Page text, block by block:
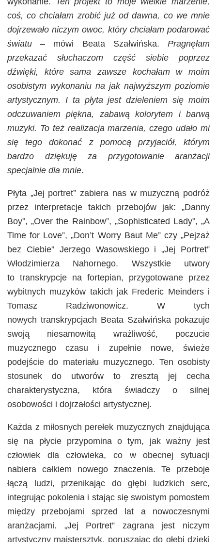
coś, co chciałam zrobić już oddawna, co we mnie
dojrzewało niczym owoc, który chciałam podarować
światu – mówi Beata Szałwińska. Pragnęłam
przekazać słuchaczom część siebie poprzez
dźwięki, które sama zawsze kochałam w moim
osobistym wykonaniu na jak najwyższym poziomie
artystycznym. I ta płyta jest dzieleniem się moim
odczuwaniem piękna, zabawą kolorytem i barwą
muzyki. To też realizacja marzenia, czego udało mi
się tegodokonać z pomocą przyjaciół, którym
bardzo dziękuję za przygotowanie aranżacji
specjalnie dla mnie.
Płyta „Jej portret” zabiera nas w muzyczną podróż
przez interpretacje takich przebojów jak: „Danny
Boy”, „Over the Rainbow”, „Sophisticated Lady”, „A
Time for Love”, „Don’t Worry Baut Me” czy „Pejzaż
bez Ciebie” Jerzego Wasowskiego i „Jej Portret”
Włodzimierza Nahornego. Wszystkie utwory
to transkrypcje na fortepian, przygotowane przez
wybitnych muzyków takich jak Frederic Meinders i
Tomasz Radziwonowicz. W tych
nowych transkrypcjach Beata Szałwińska pokazuje
swoją niesamowitą wrażliwość, poczucie
muzycznego czasu i zupełnie nowe, świeże
podejście do materiału muzycznego. Ten osobisty
stosunek do utworów to zresztą jej cecha
charakterystyczna, która świadczy o silnej
osobowości i dojrzałości artystycznej.
Każda z miłosnych perełek muzycznych znajdująca
się na płycie przypomina o tym, jak ważny jest
człowiek dla człowieka, co w obecnej sytuacji
nabiera całkiem nowego znaczenia. Te przeboje
łączą ludzi, przenikając do głębi ludzkich serc,
integrując pokolenia i stając się swoistym pomostem
między przebojami sprzed lat a nowoczesnymi
aranżacjami. „Jej Portret” zagrana jest niczym
artystyczny majstersztyk, poruszając do głębi dzięki